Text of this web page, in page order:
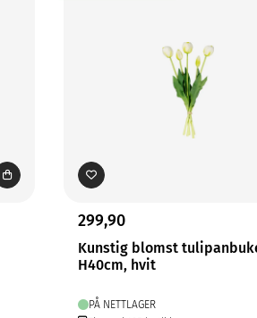
299,90
Kunstig blomst
H40cm, hvit
PÅ NETTLAGER